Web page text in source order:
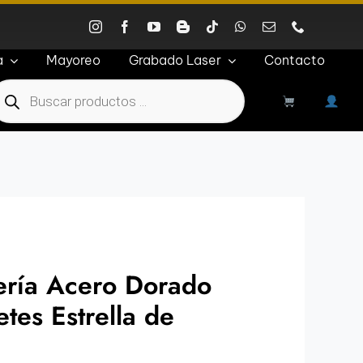
Mayoreo Grabado Laser
Contacto
Acero Dorado
Estrella de